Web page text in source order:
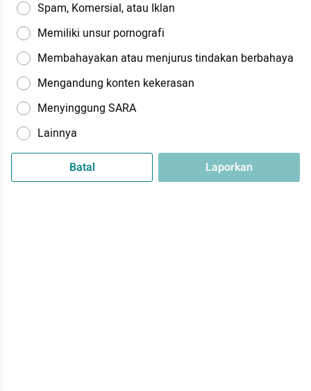
Spam, Komersial, atau Iklan
Memiliki unsur pornografi
Membahayakan atau menjurus tindakan berbahaya
Mengandung konten kekerasan
Menyinggung SARA
Lainnya
Batal Laporkan